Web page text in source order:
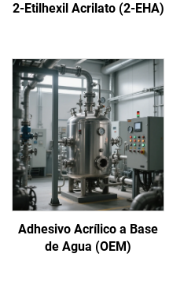
2-Etilhexil Acrilato (2-EHA)
Adhesivo Acrílico a Base
de Agua (OEM)